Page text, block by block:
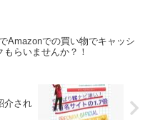
Amazonでの買い物でキャッシ
もらいませんか？！
介され